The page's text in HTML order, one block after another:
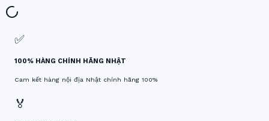
✅
100% HÀNG CHÍNH HÃNG NHẬT
Cam kết hàng nội địa Nhật chính hãng 100%
🏅